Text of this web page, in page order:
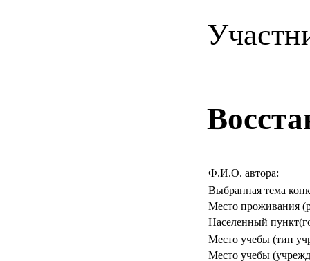
Ф.И.О. автора:
Выбранная тема
Место проживания
Населенный
Место учебы (тип
Место учебы